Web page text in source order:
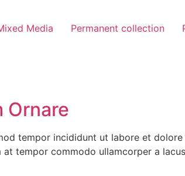
Media Permanent collection
Ornare
tempor incididunt ut labore et
tempor commodo ullamcorper a